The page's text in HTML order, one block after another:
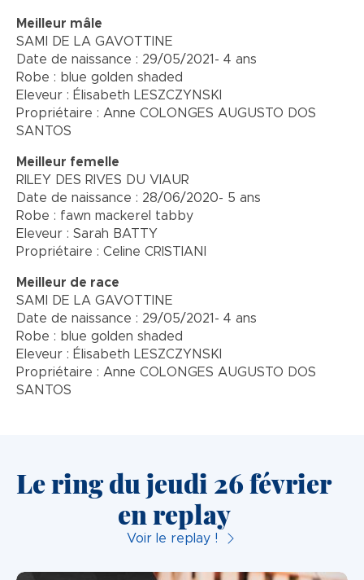
Meilleur mâle
SAMI DE LA GAVOTTINE
Date de naissance : 29/05/2021- 4 ans
Robe : blue golden shaded
Eleveur : Élisabeth LESZCZYNSKI
Propriétaire : Anne COLONGES AUGUSTO DOS
SANTOS
Meilleur femelle
RILEY DES RIVES DU VIAUR
Date de naissance : 28/06/2020- 5 ans
Robe : fawn mackerel tabby
Eleveur : Sarah BATTY
Propriétaire : Celine CRISTIANI
Meilleur de race
SAMI DE LA GAVOTTINE
Date de naissance : 29/05/2021- 4 ans
Robe : blue golden shaded
Eleveur : Élisabeth LESZCZYNSKI
Propriétaire : Anne COLONGES AUGUSTO DOS
SANTOS
Le ring du jeudi 26 février
en replay
Voir le replay !